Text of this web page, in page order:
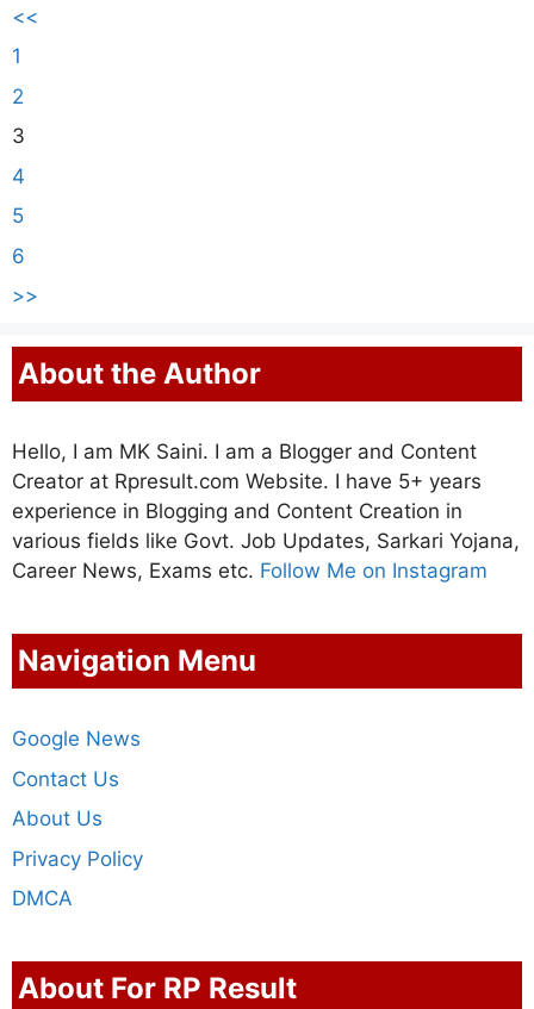
<<
1
2
3
4
5
6
>>
About the Author
Hello, I am MK Saini. I am a Blogger and Content
Creator at Rpresult.com Website. I have 5+ years
experience in Blogging and Content Creation in
various fields like Govt. Job Updates, Sarkari Yojana,
Career News, Exams etc. Follow Me on Instagram
Navigation Menu
Google News
Contact Us
About Us
Privacy Policy
DMCA
About For RP Result